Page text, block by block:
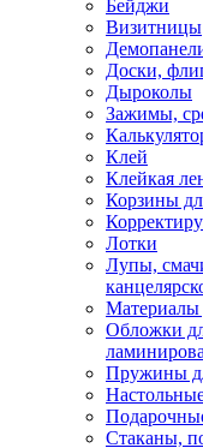
Бейджи
Визитницы
Доски,
Дыроколы
Зажимы,
Клей
Клейкая
Корзины
Лотки
Лупы,
Материалы
Обложки
Пружины
Стаканы,